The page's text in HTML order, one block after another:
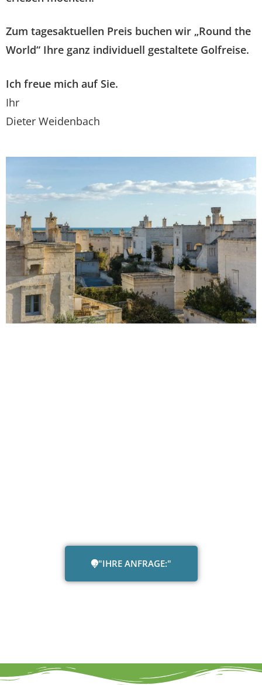
Zum tagesaktuellen Preis buchen wir „Round the
World“ Ihre ganz individuell gestaltete Golfreise.
Ich freue mich auf Sie.
Ihr
Dieter Weidenbach
"IHRE ANFRAGE:"